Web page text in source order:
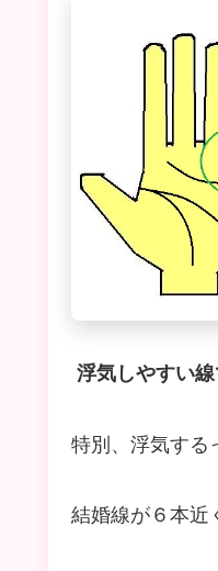
浮気しやすい線
特別、浮気する
結婚線が６本近